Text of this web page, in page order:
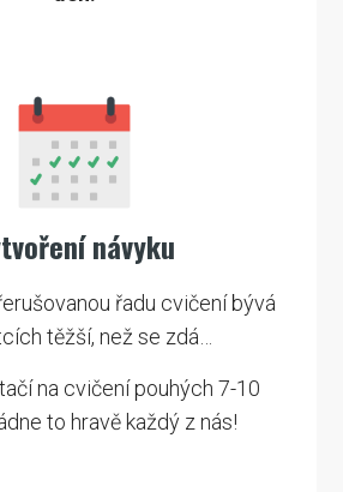
návyku
řadu cvičení bývá
těžší, než se zdá…
na cvičení pouhých 7-10
to hravě každý z nás!